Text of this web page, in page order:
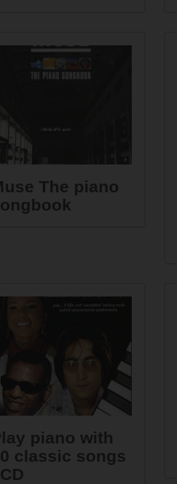
The piano
piano with
classic songs